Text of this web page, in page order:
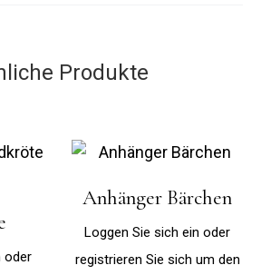
Produkte
oder
Anhänger Bärchen
Loggen Sie sich ein oder
registrieren Sie sich um den